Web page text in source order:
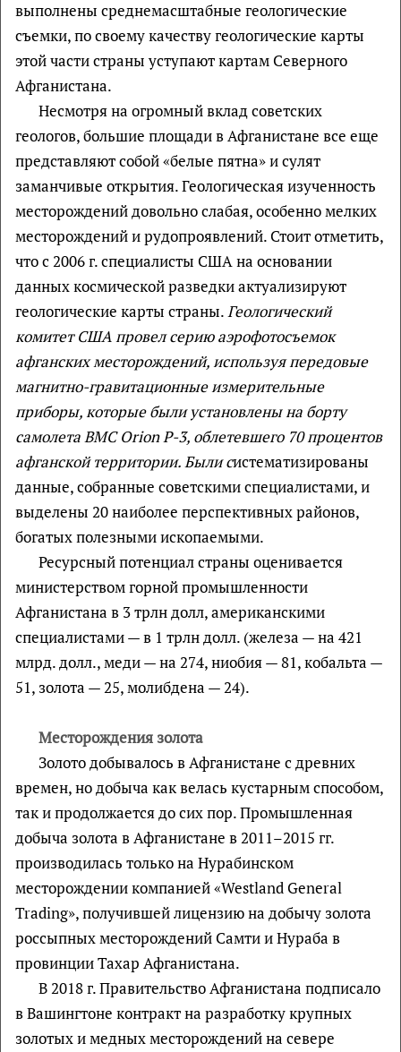
выполнены среднемасштабные геологические
съемки, по своему качеству геологические карты
этой части страны уступают картам Северного
Афганистана.
Несмотря на огромный вклад советских
геологов, большие площади в Афганистане все еще
представляют собой «белые пятна» и сулят
заманчивые открытия. Геологическая изученность
месторождений довольно слабая, особенно мелких
месторождений и рудопроявлений. Стоит отметить,
что с 2006 г. специалисты США на основании
данных космической разведки актуализируют
геологические карты страны.Геологический
комитет США провел серию аэрофотосъемок
афганских месторождений, используя передовые
магнитно-гравитационные измерительные
приборы, которые были установлены на борту
самолета ВМСOrionP-3, облетевшего 70 процентов
афганской территории. Были систематизированы
данные, собранные советскими специалистами, и
выделены 20 наиболее перспективных районов,
богатых полезными ископаемыми.
Ресурсный потенциал страны оценивается
министерством горной промышленности
Афганистана в 3 трлн долл, американскими
специалистами — в 1 трлн долл. (железа — на 421
млрд. долл., меди — на 274, ниобия — 81, кобальта —
51, золота — 25, молибдена — 24).
Месторождения золота
Золото добывалось в Афганистане с древних
времен, но добыча как велась кустарным способом,
так и продолжается до сих пор. Промышленная
добыча золота в Афганистане в 2011–2015 гг.
производилась только на Нурабинском
месторождении компанией «Westland General
Trading», получившей лицензию на добычу золота
россыпных месторождений Самти и Нураба в
провинции Тахар Афганистана.
В 2018 г. Правительство Афганистана подписало
в Вашингтоне контракт на разработку крупных
золотых и медных месторождений на севере